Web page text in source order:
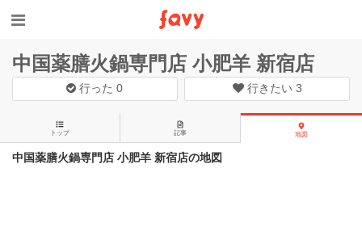
中国薬膳火鍋専門店 小肥羊 新宿店
行った0 行きたい 3
トップ 記事 地図
中国薬膳火鍋専門店 小肥羊 新宿店の地図